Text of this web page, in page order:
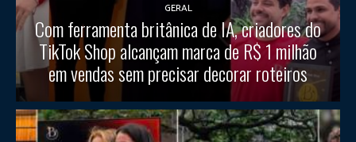
GERAL
Com ferramenta britânica de IA, criadores do
TikTok Shop alcançam marca de R$ 1 milhão
em vendas sem precisar decorar roteiros